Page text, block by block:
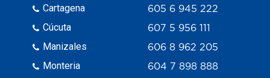
Cartagena
Cúcuta
Manizales
Monteria
605 6 945 222
607 5 956 111
606 8 962 205
604 7 898 888